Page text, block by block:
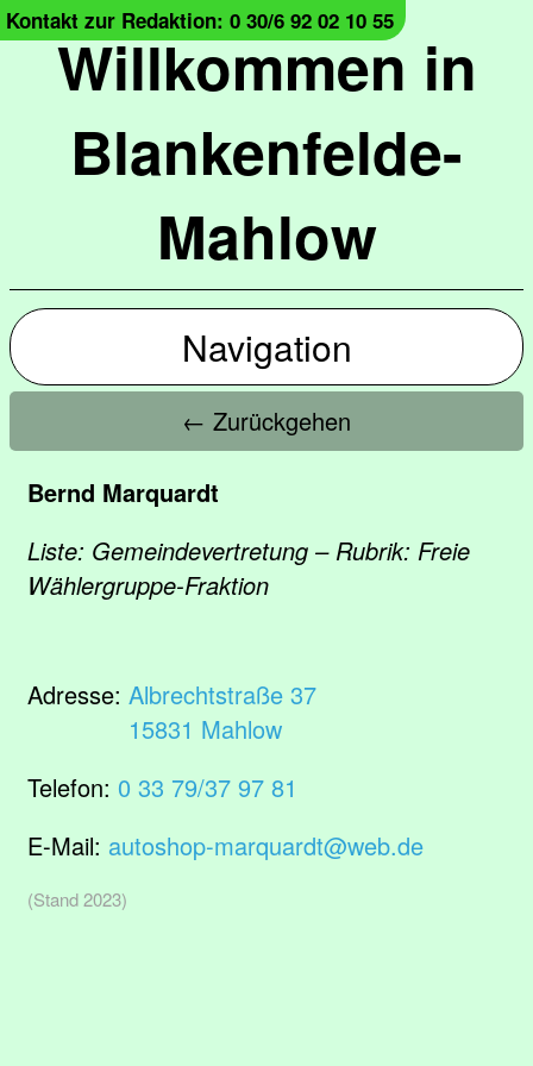
Willkommen in
Blankenfelde-
Mahlow
Kontakt zur Redaktion: 0 30/6 92 02 10 55
Navigation
← Zurückgehen
Bernd Marquardt
Liste: Gemeindevertretung – Rubrik: Freie
Wählergruppe-Fraktion
Adresse: Albrechtstraße 37
15831 Mahlow
Telefon: 0 33 79/37 97 81
E-Mail: autoshop-marquardt@web.de
(Stand 2023)